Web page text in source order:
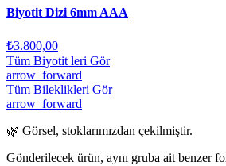
Biyotit Dizi 6mm AAA
₺3.800,00
Tüm Biyotit leri Gör
arrow_forward
Tüm Bileklikleri Gör
arrow_forward
🌿 Görsel, stoklarımızdan çekilmiştir.
Gönderilecek ürün, aynı gruba ait benzer